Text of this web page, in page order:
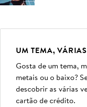
UM TEMA,
Gosta de um tema,
metais ou o baixo?
descobrir as várias
cartão de crédito.